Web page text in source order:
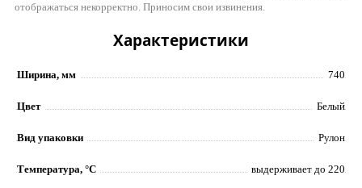
отображаться некорректно. Приносим свои извинения.
Характеристики
Ширина, мм 740
Цвет Белый
Вид упаковки Рулон
Температура, °C выдерживает до 220